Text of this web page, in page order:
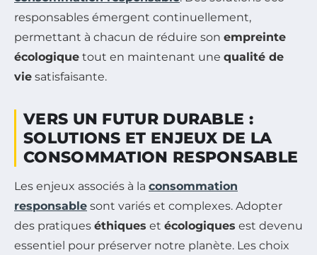
responsables émergent continuellement,
permettant à chacun de réduire son empreinte
écologique tout en maintenant une qualité de
vie satisfaisante.
VERS UN FUTUR DURABLE :
SOLUTIONS ET ENJEUX DE LA
CONSOMMATION RESPONSABLE
Les enjeux associés à la consommation
responsable sont variés et complexes. Adopter
des pratiques éthiques et écologiques est devenu
essentiel pour préserver notre planète. Les choix